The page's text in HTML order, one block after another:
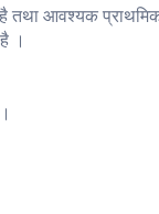
तथा आवश्यक
।